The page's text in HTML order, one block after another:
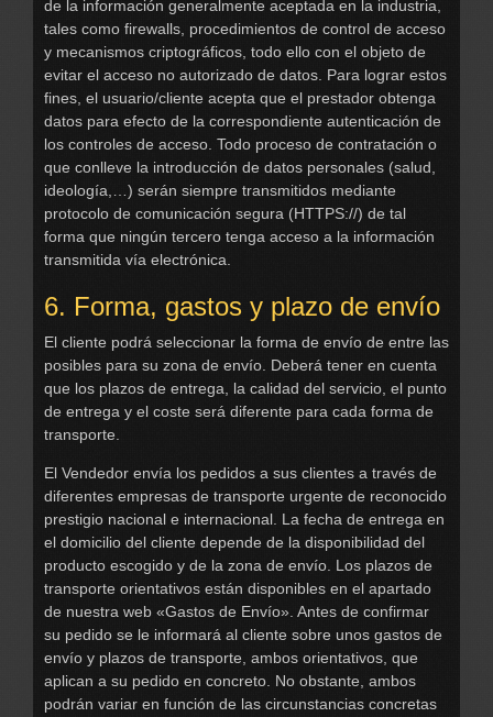
de la información generalmente aceptada en la industria,
tales como firewalls, procedimientos de control de acceso
y mecanismos criptográficos, todo ello con el objeto de
evitar el acceso no autorizado de datos. Para lograr estos
fines, el usuario/cliente acepta que el prestador obtenga
datos para efecto de la correspondiente autenticación de
los controles de acceso. Todo proceso de contratación o
que conlleve la introducción de datos personales (salud,
ideología,…) serán siempre transmitidos mediante
protocolo de comunicación segura (HTTPS://) de tal
forma que ningún tercero tenga acceso a la información
transmitida vía electrónica.
6. Forma, gastos y plazo de envío
El cliente podrá seleccionar la forma de envío de entre las
posibles para su zona de envío. Deberá tener en cuenta
que los plazos de entrega, la calidad del servicio, el punto
de entrega y el coste será diferente para cada forma de
transporte.
El Vendedor envía los pedidos a sus clientes a través de
diferentes empresas de transporte urgente de reconocido
prestigio nacional e internacional. La fecha de entrega en
el domicilio del cliente depende de la disponibilidad del
producto escogido y de la zona de envío. Los plazos de
transporte orientativos están disponibles en el apartado
de nuestra web «Gastos de Envío». Antes de confirmar
su pedido se le informará al cliente sobre unos gastos de
envío y plazos de transporte, ambos orientativos, que
aplican a su pedido en concreto. No obstante, ambos
podrán variar en función de las circunstancias concretas